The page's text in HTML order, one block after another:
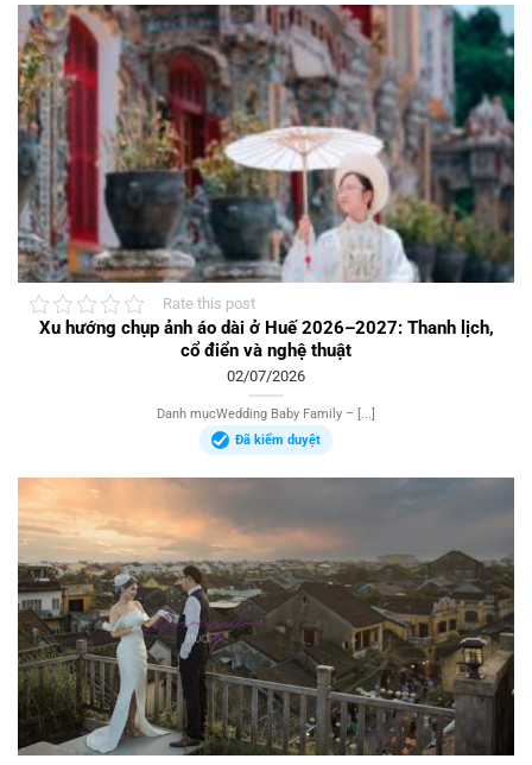
Rate this post
Xu hướng chụp ảnh áo dài ở Huế 2026–2027: Thanh lịch,
cổ điển và nghệ thuật
02/07/2026
Danh mụcWedding Baby Family – [...]
Đã kiểm duyệt